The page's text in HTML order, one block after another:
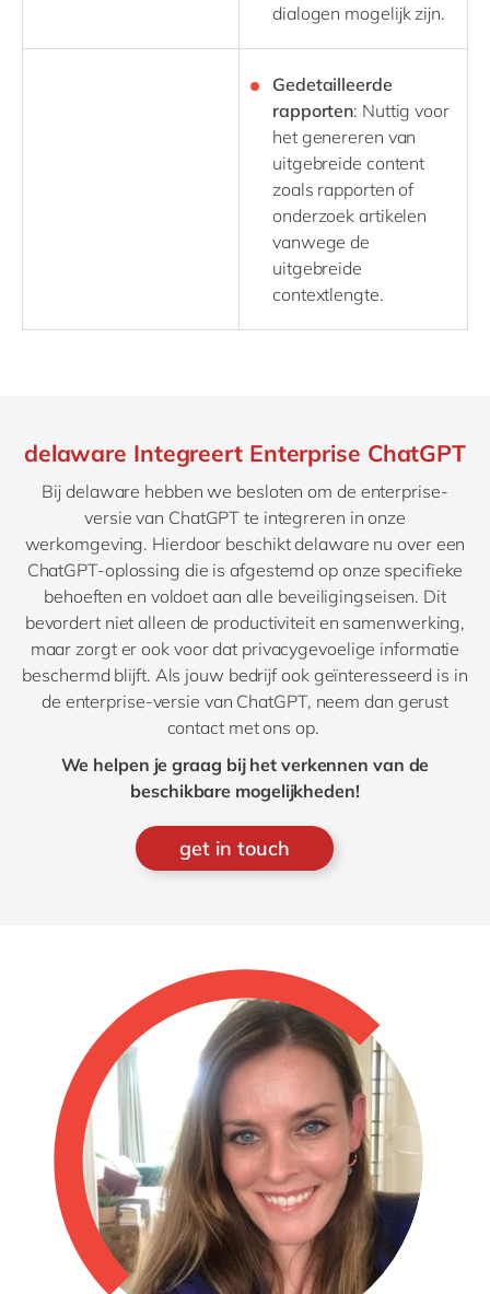
dialogen mogelijk zijn.
Gedetailleerde
rapporten: Nuttig voor
het genereren van
uitgebreide content
zoals rapporten of
onderzoek artikelen
vanwege de
uitgebreide
contextlengte.
delaware Integreert Enterprise ChatGPT
Bij delaware hebben we besloten om de enterprise-
versie van ChatGPT te integreren in onze
werkomgeving. Hierdoor beschikt delaware nu over een
ChatGPT-oplossing die is afgestemd op onze specifieke
behoeften en voldoet aan alle beveiligingseisen. Dit
bevordert niet alleen de productiviteit en samenwerking,
maar zorgt er ook voor dat privacygevoelige informatie
beschermd blijft. Als jouw bedrijf ook geïnteresseerd is in
de enterprise-versie van ChatGPT, neem dan gerust
contact met ons op.
We helpen je graag bij het verkennen van de
beschikbare mogelijkheden!
get in touch